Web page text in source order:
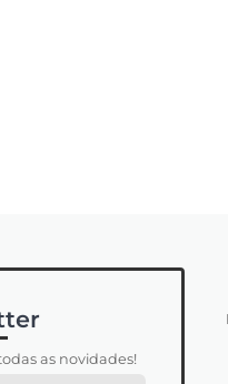
as novidades!